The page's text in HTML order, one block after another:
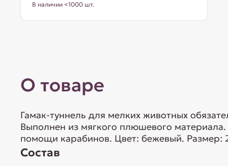
В наличии <1000 шт.
О товаре
Гамак-туннель для мелких животных
Выполнен из мягкого плюшевого
помощи карабинов. Цвет: бежевый. Размер:
Состав